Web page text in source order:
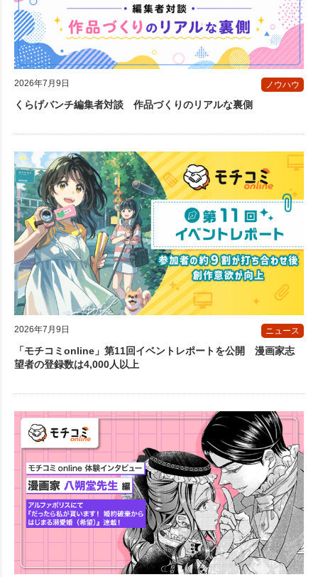
2026年7月9日 ノウハウ
くらげバンチ編集者対談 作品づくりのリアルな裏側
2026年7月9日 ニュース
「モチコミonline」第11回イベントレポートを公開 漫画家志
望者の登録数は4,000人以上